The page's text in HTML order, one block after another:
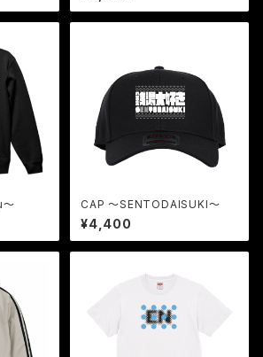
〜 CAP 〜SENTODAISUKI〜
¥4,400